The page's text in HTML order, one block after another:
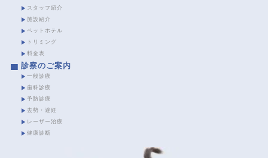
スタッフ紹介
施設紹介
ペットホテル
トリミング
料金表
診察のご案内
一般診療
歯科診療
予防診療
去勢・避妊
レーザー治療
健康診断